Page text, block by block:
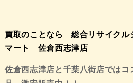
買取のことなら 総合リサイク
マート 佐倉西志津店
佐倉西志津店と千葉八街店ではコ